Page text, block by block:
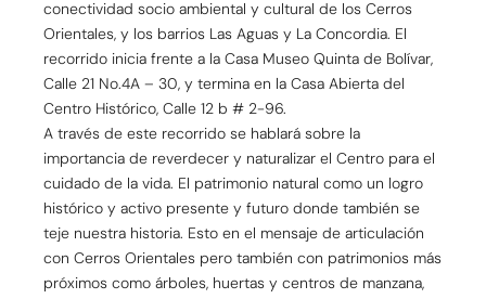
conectividad socio ambiental y cultural de los Cerros
Orientales, y los barrios Las Aguas y La Concordia. El
recorrido inicia frente a la Casa Museo Quinta de Bolívar,
Calle 21 No.4A – 30, y termina en la Casa Abierta del
Centro Histórico, Calle 12 b # 2-96.
A través de este recorrido se hablará sobre la
importancia de reverdecer y naturalizar el Centro para el
cuidado de la vida. El patrimonio natural como un logro
histórico y activo presente y futuro donde también se
teje nuestra historia. Esto en el mensaje de articulación
con Cerros Orientales pero también con patrimonios más
próximos como árboles, huertas y centros de manzana,